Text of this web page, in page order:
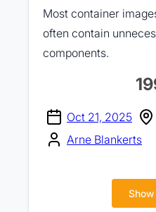
Most container
often contain
components.
Oct 21, 2025
Arne Blankerts